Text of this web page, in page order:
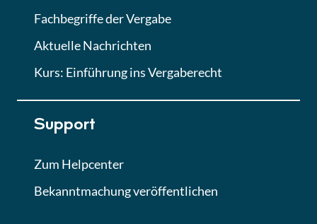
Fachbegriffe der Vergabe
Aktuelle Nachrichten
Kurs: Einführung ins Vergaberecht
Support
Zum Helpcenter
Bekanntmachung veröffentlichen